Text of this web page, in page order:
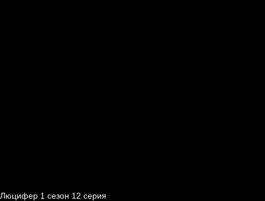
Люцифер 1 cезон 12 cерия